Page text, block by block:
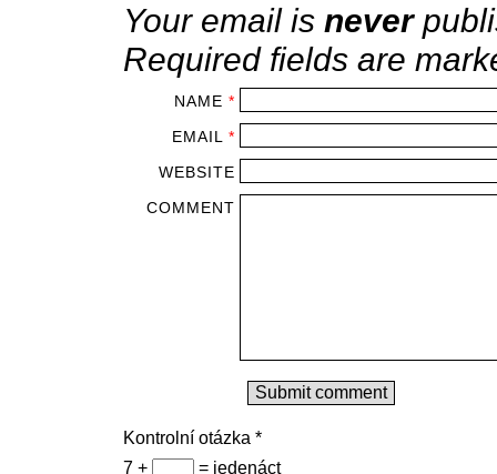
Your email is never
Required fields are
NAME *
EMAIL
*
WEBSITE
COMMENT
Kontrolní otázka *
7 +
= jedenáct